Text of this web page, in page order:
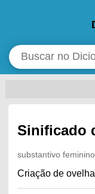
Sinificado
substantivo feminino
Criação de